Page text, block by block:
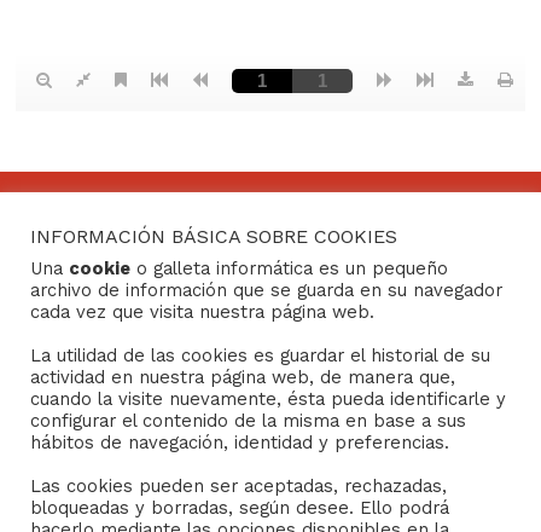
CONTACTO
Consejo General de Hermandades y Cofradías de la
ciudad de Sevilla
C/ San Gregorio 26. 41004- Sevilla
(+34) 954 21 59 27
boletin@hermandades-de-sevilla.org
INFORMACIÓN BÁSICA SOBRE COOKIES
Una cookie o galleta informática es un pequeño
archivo de información que se guarda en su navegador
cada vez que visita nuestra página web.
La utilidad de las cookies es guardar el historial de su
actividad en nuestra página web, de manera que,
cuando la visite nuevamente, ésta pueda identificarle y
configurar el contenido de la misma en base a sus
hábitos de navegación, identidad y preferencias.
Las cookies pueden ser aceptadas, rechazadas,
bloqueadas y borradas, según desee. Ello podrá